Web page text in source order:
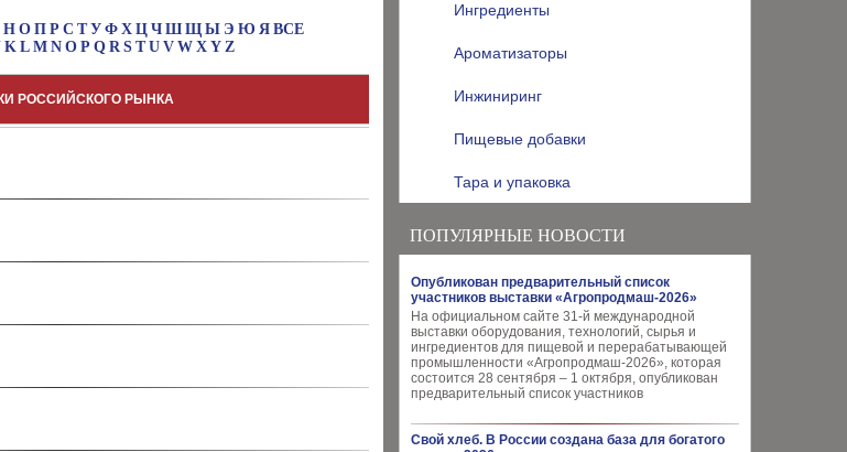
Ингредиенты
Ароматизаторы
Инжиниринг
Пищевые добавки
Тара и упаковка
ПОПУЛЯРНЫЕ НОВОСТИ
Опубликован предварительный список
участников выставки «Агропродмаш-2026»
На официальном сайте 31-й международной
выставки оборудования, технологий, сырья и
ингредиентов для пищевой и перерабатывающей
промышленности «Агропродмаш-2026», которая
состоится 28 сентября – 1 октября, опубликован
предварительный список участников
Свой хлеб. В России создана база для богатого
Н О П Р С Т У Ф Х Ц Ч Ш Щ Ы Э Ю Я ВСЕ
K L M N O P Q R S T U V W X Y Z
РОССИЙСКОГО РЫНКА